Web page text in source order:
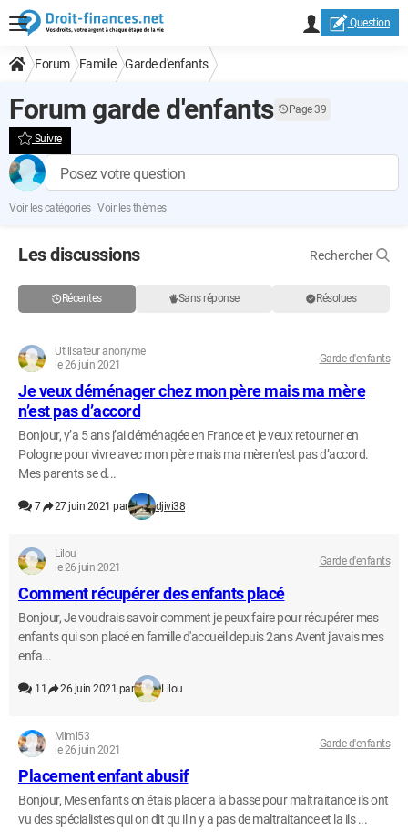
Question
Forum Famille Garde d'enfants
Forum garde d'enfants Page 39
Suivre
Posez votre question
Voir les catégories Voir les thèmes
Les discussions Rechercher
Récentes Sans réponse Résolues
Utilisateur anonyme
le 26 juin 2021
Garde d'enfants
Je veux déménager chez mon père mais ma mère
n’est pas d’accord
Bonjour, y’a 5 ans j’ai déménagée en France et je veux retourner en
Pologne pour vivre avec mon père mais ma mère n’est pas d’accord.
Mes parents se d...
7 27 juin 2021 par djivi38
Lilou
le 26 juin 2021
Garde d'enfants
Comment récupérer des enfants placé
Bonjour, Je voudrais savoir comment je peux faire pour récupérer mes
enfants qui son placé en famille d'accueil depuis 2ans Avent j'avais mes
enfa...
11 26 juin 2021 par Lilou
Mimi53
le 26 juin 2021
Garde d'enfants
Placement enfant abusif
Bonjour, Mes enfants on étais placer a la basse pour maltraitance ils ont
vu des spécialistes qui on dit qu il n y a pas de maltraitance et la ils ...